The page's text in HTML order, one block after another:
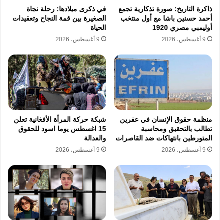
أخرى مثل المتحف البريطاني لضغوط مماثلة لإزالة
اسم فلسطين من المعروضات التاريخية بذريعة
قوانين المساواة والخطاب المعادي للسامية.
تواجه الجماعة حالياً سلسلة من الشكاوى الرسمية
أمام هيئة تنظيم عمل المحامين في إنكلترا
ومجلس معايير المحامين لتقييم سلوكها المهني.
تؤكد هيئة تنظيم عمل المحامين أن التحقيق لا يزال
مستمراً بشأن الشكاوى المقدمة من مراكز
حقوقية متخصصة تسعى لإرساء سابقة قانونية ضد
سوء استغلال الدعاوى القضائية الاستراتيجية.
تطالب هذه الشكاوى بتعليق عضوية كارولين ترنر
وإخضاع أنشطة الجماعة لرقابة صارمة نظراً
ذاكرة التاريخ: صورة تذكارية تجمع
أحمد حسنين باشا مع أول منتخب
أوليمبي مصري 1920
9 أغسطس، 2026
في ذكرى ميلادها: رحلة نجاة
الصغيرة بين قمة النجاح وتعقيدات
الحياة
9 أغسطس، 2026
منظمة حقوق الإنسان في عفرين
تطالب بالتحقيق ومحاسبة
المتورطين بانتهاكات ضد القاصرات
9 أغسطس، 2026
شبكة حركة المرأة الأفغانية تعلن
15 اغسطس يوما اسود للحقوق
والعدالة
9 أغسطس، 2026